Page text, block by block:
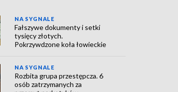
NA SYGNALE
Fałszywe dokumenty i setki
tysięcy złotych.
Pokrzywdzone koła łowieckie
NA SYGNALE
Rozbita grupa przestępcza. 6
osób zatrzymanych za